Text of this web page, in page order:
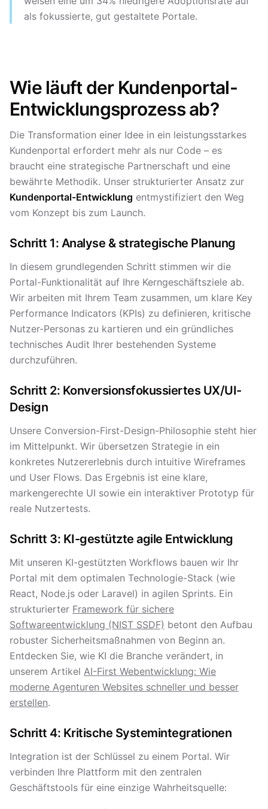
als fokussierte, gut gestaltete Portale.
Wie läuft der Kundenportal-
Entwicklungsprozess ab?
Die Transformation einer Idee in ein leistungsstarkes
Kundenportal erfordert mehr als nur Code – es
braucht eine strategische Partnerschaft und eine
bewährte Methodik. Unser strukturierter Ansatz zur
Kundenportal-Entwicklung entmystifiziert den Weg
vom Konzept bis zum Launch.
Schritt 1: Analyse & strategische Planung
In diesem grundlegenden Schritt stimmen wir die
Portal-Funktionalität auf Ihre Kerngeschäftsziele ab.
Wir arbeiten mit Ihrem Team zusammen, um klare Key
Performance Indicators (KPIs) zu definieren, kritische
Nutzer-Personas zu kartieren und ein gründliches
technisches Audit Ihrer bestehenden Systeme
durchzuführen.
Schritt 2: Konversionsfokussiertes UX/UI-
Design
Unsere Conversion-First-Design-Philosophie steht hier
im Mittelpunkt. Wir übersetzen Strategie in ein
konkretes Nutzererlebnis durch intuitive Wireframes
und User Flows. Das Ergebnis ist eine klare,
markengerechte UI sowie ein interaktiver Prototyp für
reale Nutzertests.
Schritt 3: KI-gestützte agile Entwicklung
Mit unseren KI-gestützten Workflows bauen wir Ihr
Portal mit dem optimalen Technologie-Stack (wie
React, Node.js oder Laravel) in agilen Sprints. Ein
strukturierter Framework für sichere
Softwareentwicklung (NIST SSDF) betont den Aufbau
robuster Sicherheitsmaßnahmen von Beginn an.
Entdecken Sie, wie KI die Branche verändert, in
unserem Artikel AI-First Webentwicklung: Wie
moderne Agenturen Websites schneller und besser
erstellen.
Schritt 4: Kritische Systemintegrationen
Integration ist der Schlüssel zu einem Portal. Wir
verbinden Ihre Plattform mit den zentralen
Geschäftstools für eine einzige Wahrheitsquelle: